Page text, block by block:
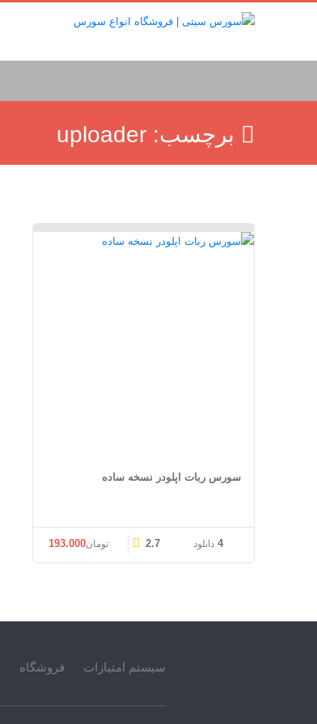
برچسب: uploader
سورس ربات اپلودر نسخه ساده
4 دانلود 2.7 تومان193.000
سیستم امتیازات فروشگاه